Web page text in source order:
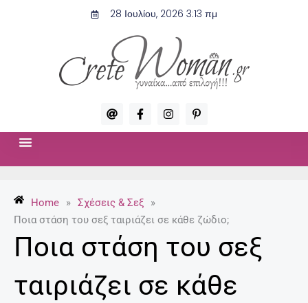
28 Ιουλίου, 2026 3:13 πμ
A
t
F
a
c
-
f
I
n
s
P
i
n
p
Home » Σχέσεις & Σεξ
»
Ποια στάση του σεξ ταιριάζει σε κάθε ζώδιο;
Ποια στάση του σεξ
ταιριάζει σε κάθε